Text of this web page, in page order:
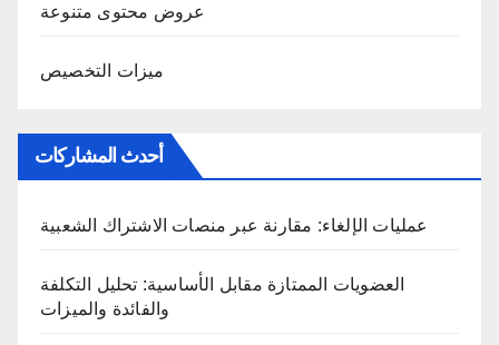
عروض محتوى متنوعة
ميزات التخصيص
أحدث المشاركات
عمليات الإلغاء: مقارنة عبر منصات الاشتراك الشعبية
العضويات الممتازة مقابل الأساسية: تحليل التكلفة
والفائدة والميزات